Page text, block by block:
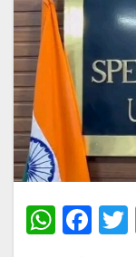
W
F